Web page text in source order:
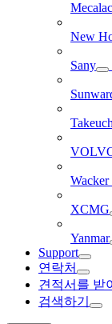
Mecalac
New
Sany
Wacker
XCMG
Yanmar
Support
연락처
견적서를 받
검색하기